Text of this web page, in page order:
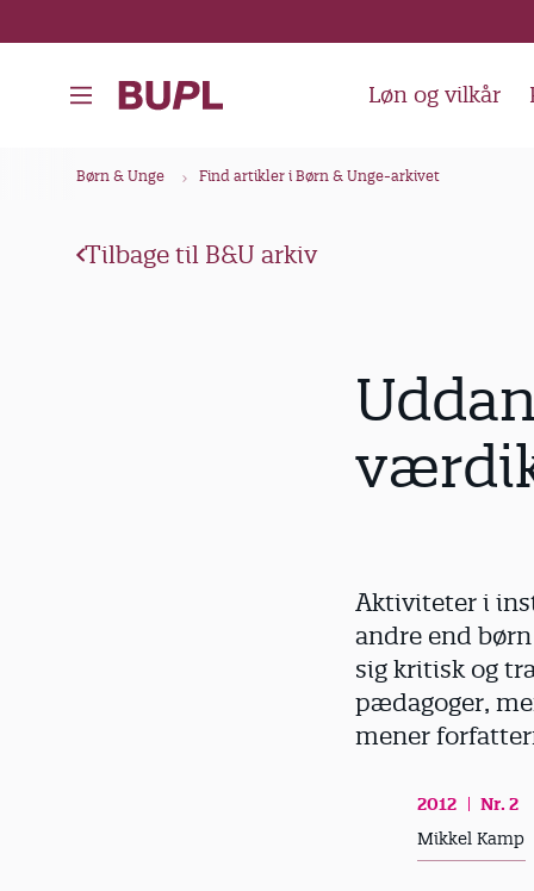
å
Løn og vilkår
Børn & Unge Find artikler i Børn & Unge-arkivet
Tilbage til B&U arkiv
Aktiviteter i
andre end
sig kritisk og
pædagoger,
mener
2012
Nr. 2
Mikkel Kamp